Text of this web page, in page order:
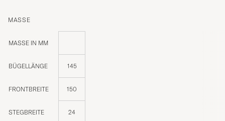
MASSE
MASSE IN MM
BÜGELLÄNGE 145
FRONTBREITE 150
STEGBREITE 24